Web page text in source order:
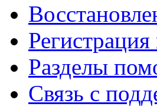
Регистрация
Разделы
Связь с